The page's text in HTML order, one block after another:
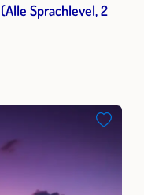
Sprachlevel, 2